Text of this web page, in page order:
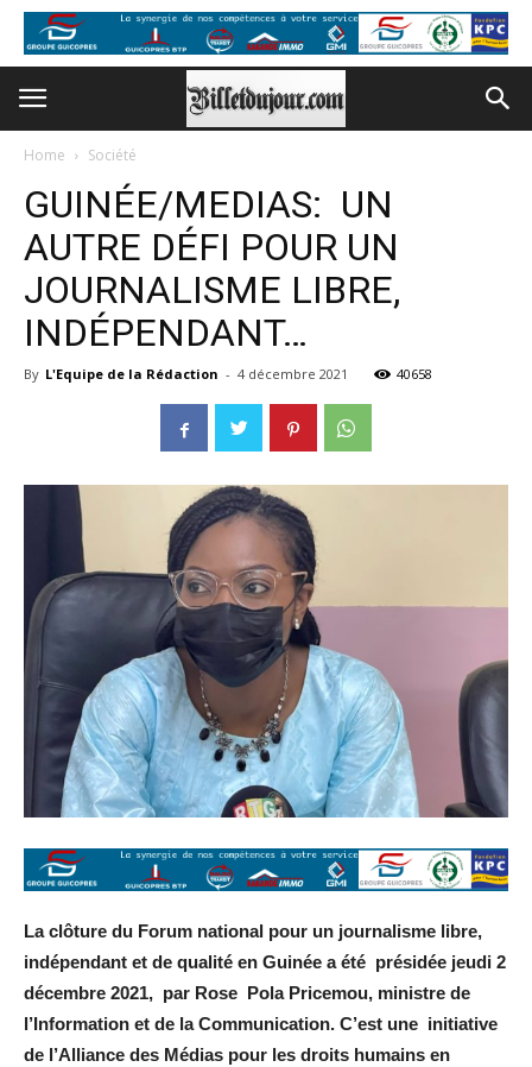
Home Société
GUINÉE/MEDIAS: UN
AUTRE DÉFI POUR UN
JOURNALISME LIBRE,
INDÉPENDANT…
By L'Equipe de la Rédaction - 4 décembre 2021 40658
La clôture du Forum national pour un journalisme libre,
indépendant et de qualité en Guinée a été présidée jeudi 2
décembre 2021, par Rose Pola Pricemou, ministre de
l’Information et de la Communication. C’est une initiative
de l’Alliance des Médias pour les droits humains en